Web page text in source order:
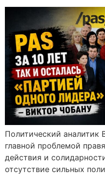
Политический аналитик
главной проблемой
действия и
отсутствие сильных